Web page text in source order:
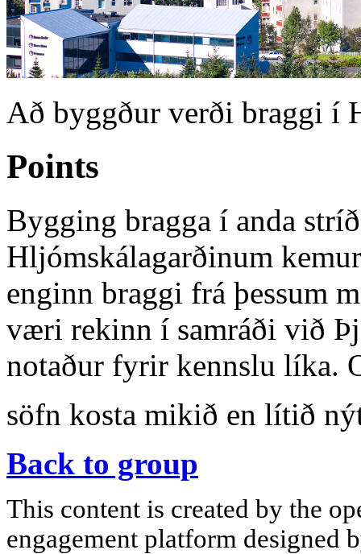
Að byggður verði braggi í
Points
Bygging bragga í anda
Hljómskálagarðinum
enginn braggi frá þessum
væri rekinn í samráði við
notaður fyrir kennslu líka.
söfn kosta mikið en lítið
Back to group
This content is created by the
engagement platform designed